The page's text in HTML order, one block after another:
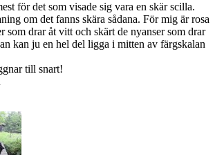
för det som visade sig vara en skär scilla.
om det fanns skära sådana. För mig är rosa
som drar åt vitt och skärt de nyanser som drar
kan ju en hel del ligga i mitten av färgskalan
till snart!